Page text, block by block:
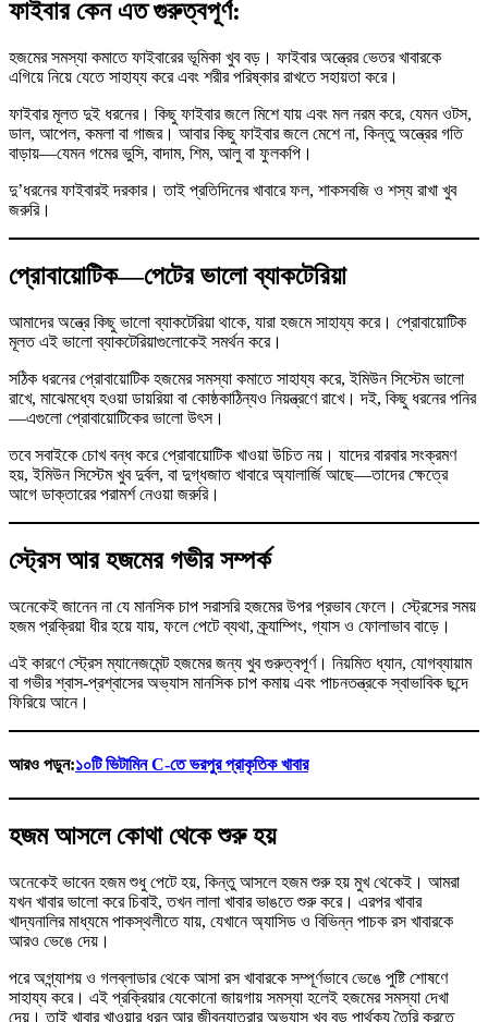
ফাইবার কেন এত গুরুত্বপূর্ণ:
হজমের সমস্যা কমাতে ফাইবারের ভূমিকা খুব বড়। ফাইবার অন্ত্রের ভেতর খাবারকে
এগিয়ে নিয়ে যেতে সাহায্য করে এবং শরীর পরিষ্কার রাখতে সহায়তা করে।
ফাইবার মূলত দুই ধরনের। কিছু ফাইবার জলে মিশে যায় এবং মল নরম করে, যেমন ওটস,
ডাল, আপেল, কমলা বা গাজর। আবার কিছু ফাইবার জলে মেশে না, কিন্তু অন্ত্রের গতি
বাড়ায়—যেমন গমের ভুসি, বাদাম, শিম, আলু বা ফুলকপি।
দু’ধরনের ফাইবারই দরকার। তাই প্রতিদিনের খাবারে ফল, শাকসবজি ও শস্য রাখা খুব
জরুরি।
প্রোবায়োটিক—পেটের ভালো ব্যাকটেরিয়া
আমাদের অন্ত্রে কিছু ভালো ব্যাকটেরিয়া থাকে, যারা হজমে সাহায্য করে। প্রোবায়োটিক
মূলত এই ভালো ব্যাকটেরিয়াগুলোকেই সমর্থন করে।
সঠিক ধরনের প্রোবায়োটিক হজমের সমস্যা কমাতে সাহায্য করে, ইমিউন সিস্টেম ভালো
রাখে, মাঝেমধ্যে হওয়া ডায়রিয়া বা কোষ্ঠকাঠিন্যও নিয়ন্ত্রণে রাখে। দই, কিছু ধরনের পনির
—এগুলো প্রোবায়োটিকের ভালো উৎস।
তবে সবাইকে চোখ বন্ধ করে প্রোবায়োটিক খাওয়া উচিত নয়। যাদের বারবার সংক্রমণ
হয়, ইমিউন সিস্টেম খুব দুর্বল, বা দুগ্ধজাত খাবারে অ্যালার্জি আছে—তাদের ক্ষেত্রে
আগে ডাক্তারের পরামর্শ নেওয়া জরুরি।
স্ট্রেস আর হজমের গভীর সম্পর্ক
অনেকেই জানেন না যে মানসিক চাপ সরাসরি হজমের উপর প্রভাব ফেলে। স্ট্রেসের সময়
হজম প্রক্রিয়া ধীর হয়ে যায়, ফলে পেটে ব্যথা, ক্র্যাম্পিং, গ্যাস ও ফোলাভাব বাড়ে।
এই কারণে স্ট্রেস ম্যানেজমেন্ট হজমের জন্য খুব গুরুত্বপূর্ণ। নিয়মিত ধ্যান, যোগব্যায়াম
বা গভীর শ্বাস-প্রশ্বাসের অভ্যাস মানসিক চাপ কমায় এবং পাচনতন্ত্রকে স্বাভাবিক ছন্দে
ফিরিয়ে আনে।
আরও পড়ুন:১০টি ভিটামিন C-তে ভরপুর প্রাকৃতিক খাবার
হজম আসলে কোথা থেকে শুরু হয়
অনেকেই ভাবেন হজম শুধু পেটে হয়, কিন্তু আসলে হজম শুরু হয় মুখ থেকেই। আমরা
যখন খাবার ভালো করে চিবাই, তখন লালা খাবার ভাঙতে শুরু করে। এরপর খাবার
খাদ্যনালির মাধ্যমে পাকস্থলীতে যায়, যেখানে অ্যাসিড ও বিভিন্ন পাচক রস খাবারকে
আরও ভেঙে দেয়।
পরে অগ্ন্যাশয় ও গলব্লাডার থেকে আসা রস খাবারকে সম্পূর্ণভাবে ভেঙে পুষ্টি শোষণে
সাহায্য করে। এই প্রক্রিয়ার যেকোনো জায়গায় সমস্যা হলেই হজমের সমস্যা দেখা
দেয়। তাই খাবার খাওয়ার ধরন আর জীবনযাত্রার অভ্যাস খুব বড় পার্থক্য তৈরি করতে